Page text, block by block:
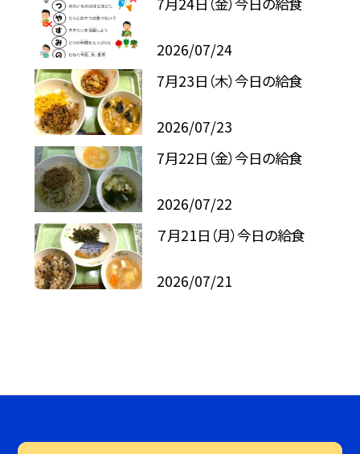
2026/07/24
7月23日（木）今日の給食
2026/07/23
7月22日（金）今日の給食
2026/07/22
７月21日（月）今日の給食
2026/07/21